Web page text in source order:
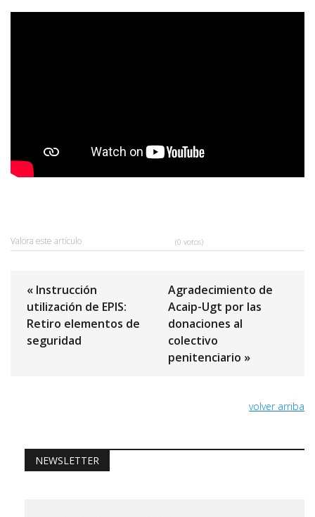
Valora este artículo (0 votos)
« Instrucción
utilización de EPIS:
Retiro elementos de
seguridad
Agradecimiento de
Acaip-Ugt por las
donaciones al
colectivo
penitenciario »
volver arriba
NEWSLETTER